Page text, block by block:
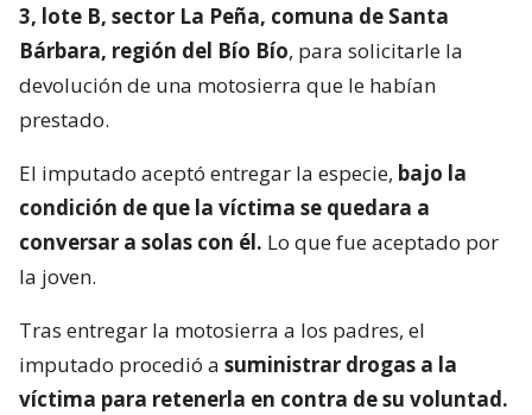
3, lote B, sector La Peña, comuna de Santa
Bárbara, región del Bío Bío, para solicitarle la
devolución de una motosierra que le habían
prestado.
El imputado aceptó entregar la especie, bajo la
condición de que la víctima se quedara a
conversar a solas con él. Lo que fue aceptado por
la joven.
Tras entregar la motosierra a los padres, el
imputado procedió a suministrar drogas a la
víctima para retenerla en contra de su voluntad.